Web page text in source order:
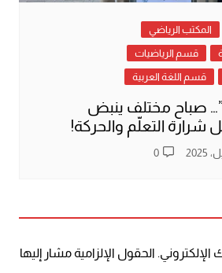
المكتب الرياضي
قسم الرياضيات
قسم اللغة العربية
صباح مختلف ينبض
شرارة التعلّم والحركة!
0
الإلكتروني. الحقول الإلزامية مشار إليها